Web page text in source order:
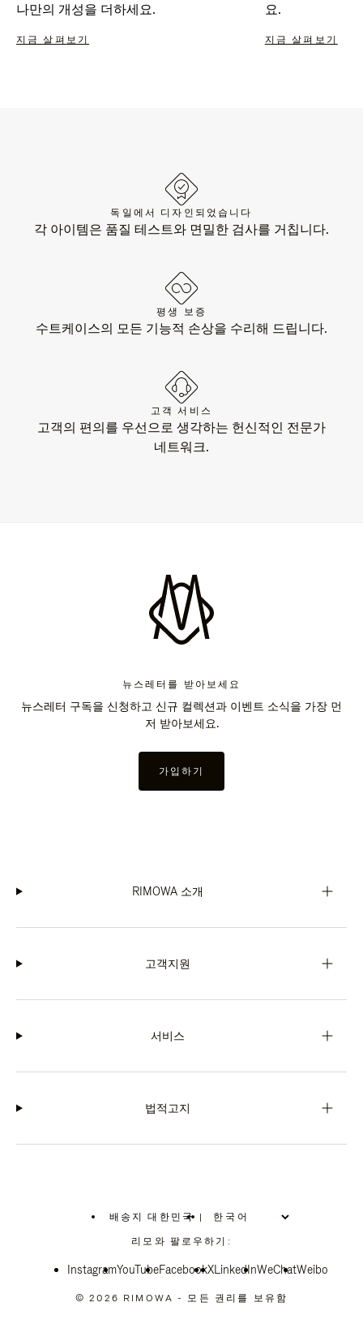
나만의 개성을 더하세요.
지금 살펴보기
요.
지금 살펴보기
독일에서 디자인되었습니다
각 아이템은 품질 테스트와 면밀한 검사를 거칩니다.
평생 보증
수트케이스의 모든 기능적 손상을 수리해 드립니다.
고객 서비스
고객의 편의를 우선으로 생각하는 헌신적인 전문가
네트워크.
뉴스레터를 받아보세요
뉴스레터 구독을 신청하고 신규 컬렉션과 이벤트 소식을 가장 먼
저 받아보세요.
가입하기
RIMOWA 소개
고객지원
서비스
법적고지
배송지 대한민국
위
치
선
십
|
리모와 팔로우하기:
InstagramYouTubeFacebookXLinkedInWeChatWeibo
© 2026 RIMOWA - 모든 권리를 보유함